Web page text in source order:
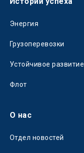
Энергия
Грузоперевозки
Устойчивое развитие
Флот
О нас
Отдел новостей